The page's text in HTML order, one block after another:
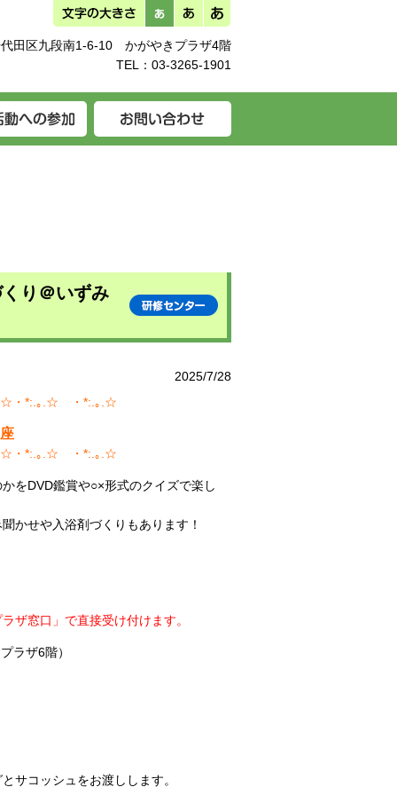
田区九段南1-6-10 かがやきプラザ4階
TEL： 03-3265-1901
り＠いずみ
2025/7/28
・*:.｡.☆゚・*:.｡.☆
・*:.｡.☆゚・*:.｡.☆
をDVD鑑賞や○×形式のクイズで楽し
かせや入浴剤づくりもあります！
ザ窓口」で直接受け付けます。
ラザ6階）
サコッシュをお渡しします。